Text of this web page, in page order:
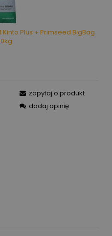
Plus + Primseed BigBag
zapytaj o produkt
dodaj opinię